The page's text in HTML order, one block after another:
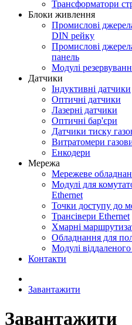
Трансформатори
Блоки живлення
Промислові
DIN рейку
Промислові
панель
Модулі
Датчики
Індуктивні датчики
Оптичні датчики
Лазерні датчики
Оптичні бар'єри
Датчики тиску
Витратомери
Енкодери
Мережа
Мережеве
Модулі для
Ethernet
Точки доступу до
Трансівери Ethernet
Хмарні
Обладнання для
Модулі
Контакти
Завантажити
Завантажити